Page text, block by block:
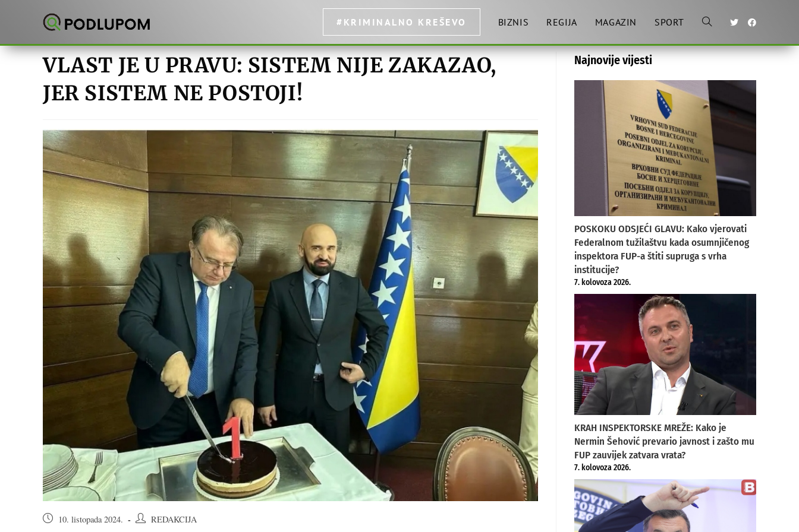
#KRIMINALNO KREŠEVO BIZNIS REGIJA MAGAZIN SPORT Toggle
search
VLAST JE U PRAVU: SISTEM NIJE ZAKAZAO,
JER SISTEM NE POSTOJI!
Objava10. listopada 2024.
AutorREDAKCIJA
Najnovije vijesti
POSKOKU ODSJEĆI GLAVU: Kako vjerovati
Federalnom tužilaštvu kada osumnjičenog
inspektora FUP-a štiti supruga s vrha
institucije?
7. kolovoza 2026.
KRAH INSPEKTORSKE MREŽE: Kako je
Nermin Šehović prevario javnost i zašto mu
FUP zauvijek zatvara vrata?
7. kolovoza 2026.